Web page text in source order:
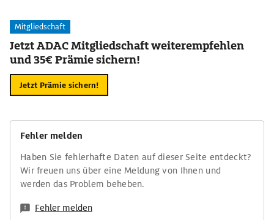
Mitgliedschaft
Jetzt ADAC Mitgliedschaft weiterempfehlen
und 35€ Prämie sichern!
Jetzt Prämie sichern!
Fehler melden
Haben Sie fehlerhafte Daten auf dieser Seite entdeckt?
Wir freuen uns über eine Meldung von Ihnen und
werden das Problem beheben.
Fehler melden